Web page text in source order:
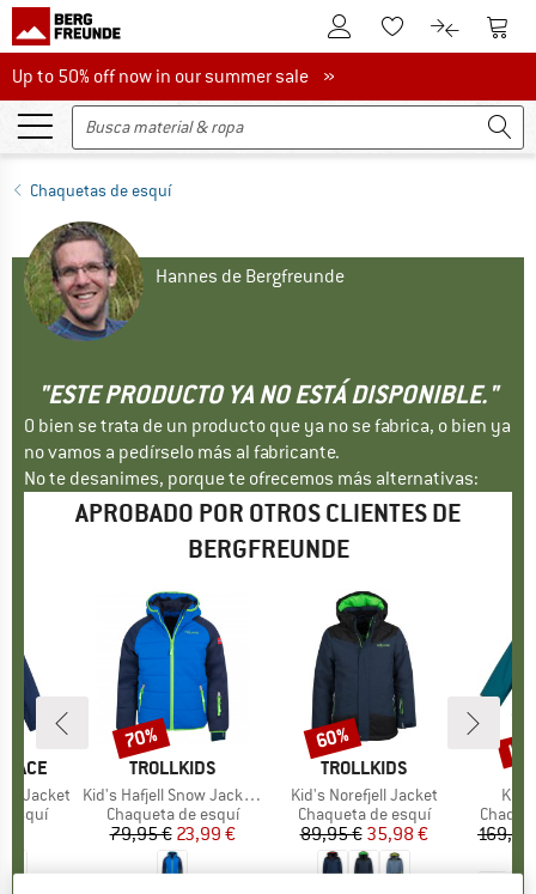
A la cuenta de cliente
A la lista de
A la A la
Up to 50% off now in our summer sale
Up to 50% off now in our summer sale »
Chaquetas de esquí
Hannes de Bergfreunde
"ESTE PRODUCTO YA NO ESTÁ DISPONIBLE."
O bien se trata de un producto que ya no se fabrica, o bien ya
no vamos a pedírselo más al fabricante.
No te desanimes, porque te ofrecemos más alternativas:
APROBADO POR OTROS CLIENTES DE
BERGFREUNDE
FACE
Jacket
esquí
MARCA
TROLLKIDS
Artículo
Kid's Hafjell Snow Jacket XT
Product group
Chaqueta de esquí
Precio
79,95 €Precio reducido
23,99 €
Descuento
70%
MARCA
TROLLKIDS
Artículo
Kid's Norefjell Jacket
Product group
Chaqueta de esquí
Precio
89,95 € Precio reducido
35,98 €
Descuento
60%